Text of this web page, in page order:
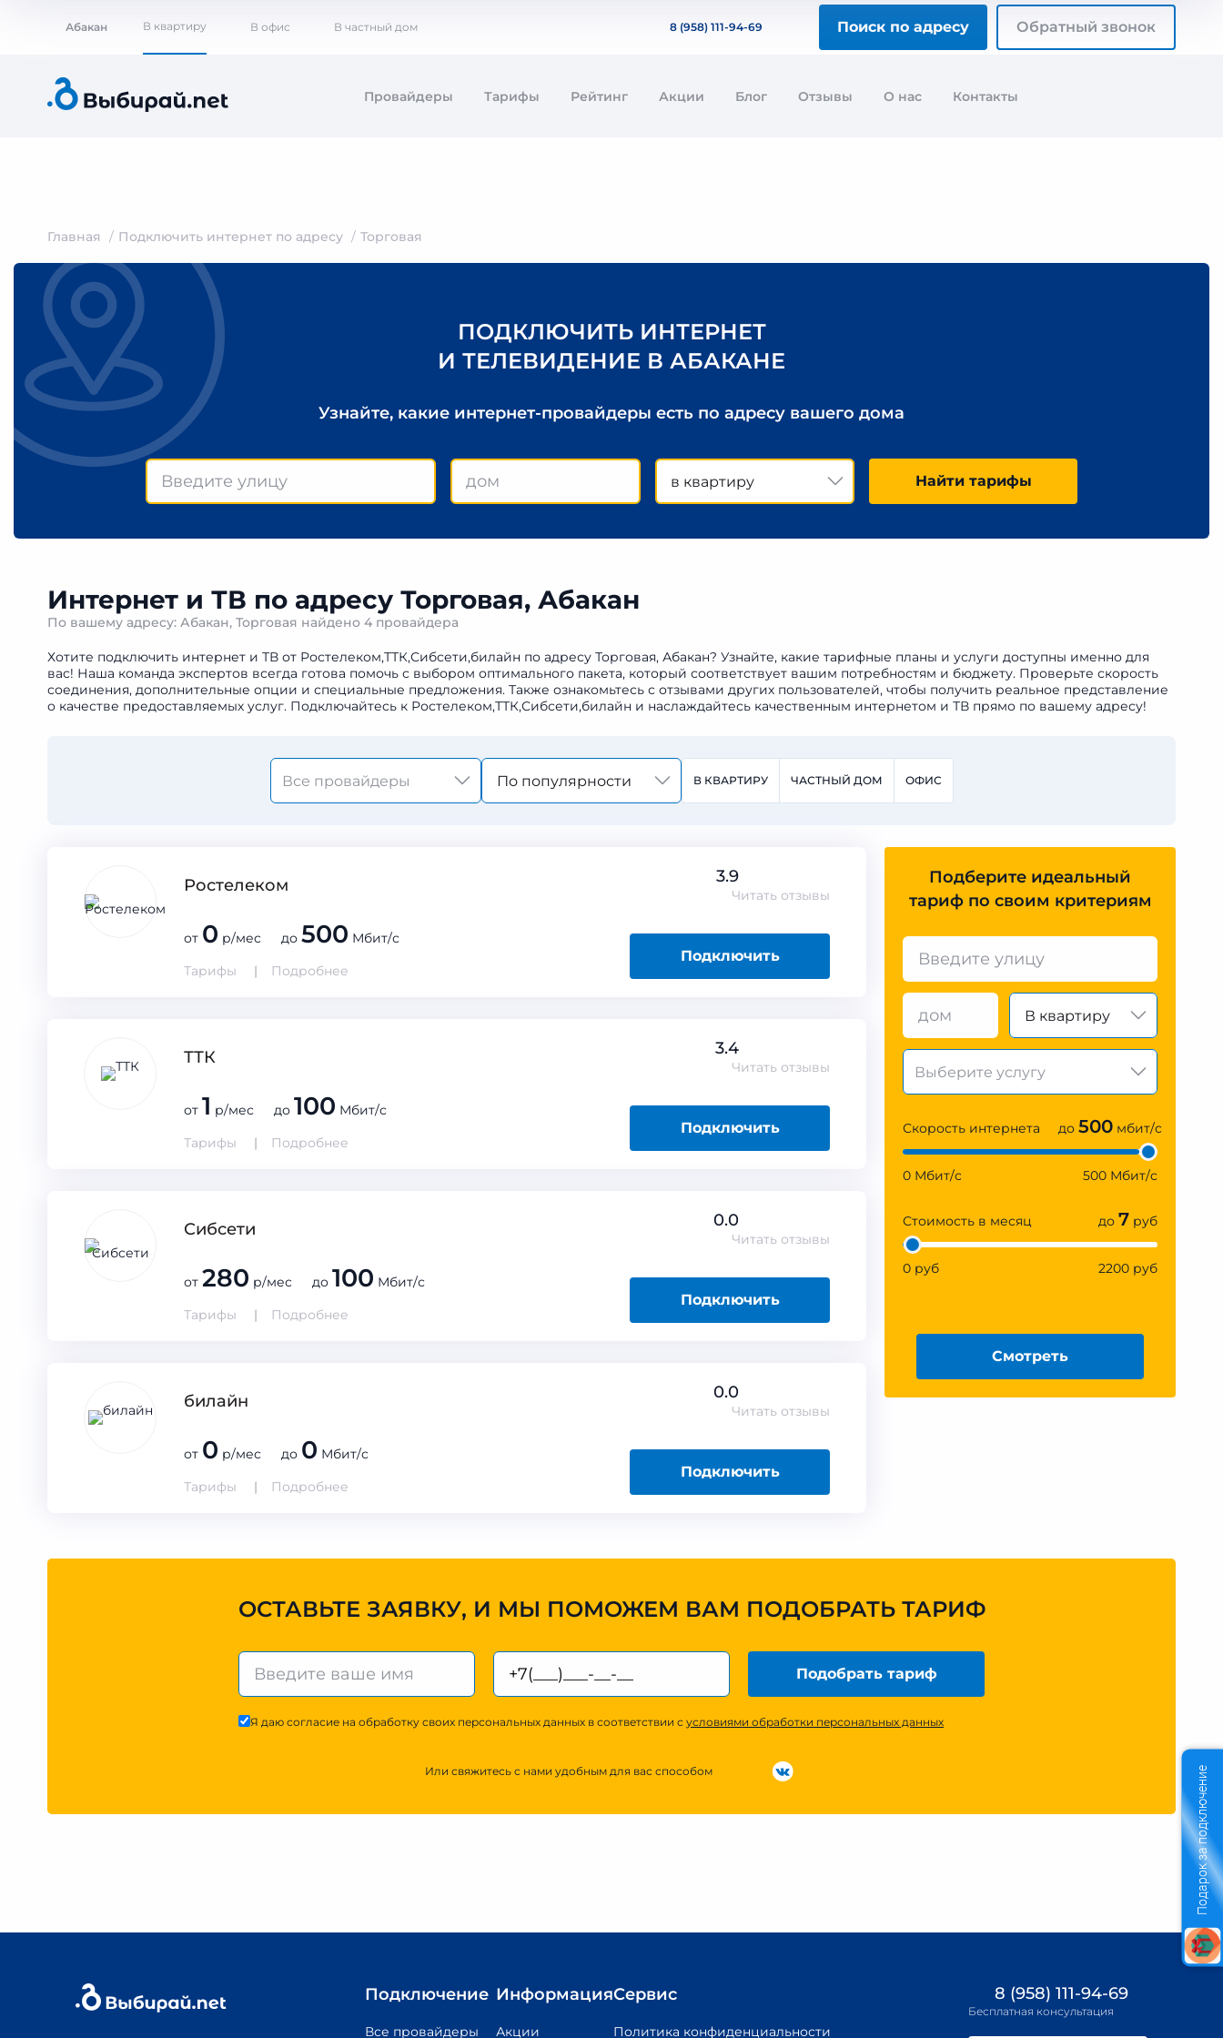
Абакан В квартиру В офис В частный дом 8 (958) 111-94-69 Поиск по адресу Обратный звонок
Провайдеры Тарифы Рейтинг Акции Блог Отзывы О нас Контакты
Главная Подключить интернет по адресу Торговая
ПОДКЛЮЧИТЬ ИНТЕРНЕТ
И ТЕЛЕВИДЕНИЕ В АБАКАНЕ
Узнайте, какие интернет-провайдеры есть по адресу вашего дома
в квартиру Найти тарифы
Интернет и ТВ по адресу Торговая, Абакан
По вашему адресу: Абакан, Торговая найдено 4 провайдера
Хотите подключить интернет и ТВ от Ростелеком,ТТК,Сибсети,билайн по адресу Торговая, Абакан? Узнайте, какие тарифные планы и услуги доступны именно для
вас! Наша команда экспертов всегда готова помочь с выбором оптимального пакета, который соответствует вашим потребностям и бюджету. Проверьте скорость
соединения, дополнительные опции и специальные предложения. Также ознакомьтесь с отзывами других пользователей, чтобы получить реальное представление
о качестве предоставляемых услуг. Подключайтесь к Ростелеком,ТТК,Сибсети,билайн и наслаждайтесь качественным интернетом и ТВ прямо по вашему адресу!
По популярности В КВАРТИРУ ЧАСТНЫЙ ДОМ ОФИС
Ростелеком 3.9
Читать отзывы
от 0 р/мес до 500 Мбит/с
Тарифы
Подробнее
Подключить
ТТК 3.4
Читать отзывы
от 1 р/мес до 100 Мбит/с
Тарифы
Подробнее
Подключить
Сибсети 0.0
Читать отзывы
от 280 р/мес до 100 Мбит/с
Тарифы
Подробнее
Подключить
билайн 0.0
Читать отзывы
от 0 р/мес до 0 Мбит/с
Тарифы
Подробнее
Подключить
Подберите идеальный
тариф по своим критериям
В квартиру
Скорость интернета до 500 мбит/с
0 Мбит/с 500 Мбит/с
Стоимость в месяц до 7 руб
0 руб 2200 руб
Смотреть
ОСТАВЬТЕ ЗАЯВКУ, И МЫ ПОМОЖЕМ ВАМ ПОДОБРАТЬ ТАРИФ
Подобрать тариф
Я даю согласие на обработку своих персональных данных в соответствии с условиями обработки персональных данных
Или свяжитесь с нами удобным для вас способом
Подключение
Все провайдеры
Информация
Акции
Сервис
Политика конфиденциальности
8 (958) 111-94-69
Бесплатная консультация
Подарок за подключение